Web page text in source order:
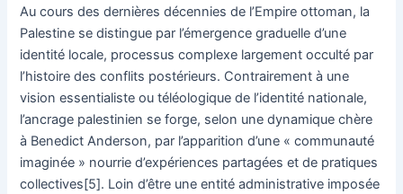
Au cours des dernières décennies de l’Empire ottoman, la
Palestine se distingue par l’émergence graduelle d’une
identité locale, processus complexe largement occulté par
l’histoire des conflits postérieurs. Contrairement à une
vision essentialiste ou téléologique de l’identité nationale,
l’ancrage palestinien se forge, selon une dynamique chère
à Benedict Anderson, par l’apparition d’une « communauté
imaginée » nourrie d’expériences partagées et de pratiques
collectives[5]. Loin d’être une entité administrative imposée